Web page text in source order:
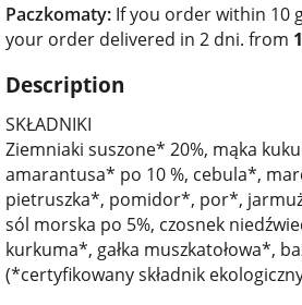
Paczkomaty: If you order within 10
your order delivered in 2 dni. from
Description
SKŁADNIKI
Ziemniaki suszone* 20%, mąka
amarantusa* po 10 %, cebula*,
pietruszka*, pomidor*, por*,
sól morska po 5%, czosnek
kurkuma*, gałka muszkatołowa*,
(*certyfikowany składnik